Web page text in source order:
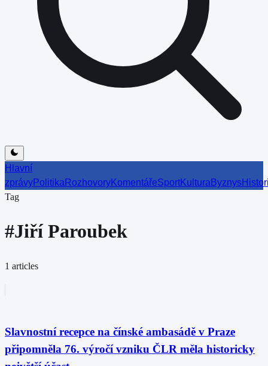
Hlavní
zprávyPolitika RozhovoryKomentářeSportKultura Byznys
Tag
#Jiří Paroubek
1 articles
Slavnostní recepce na čínské ambasádě v Praze
připomněla 76. výročí vzniku ČLR měla historicky